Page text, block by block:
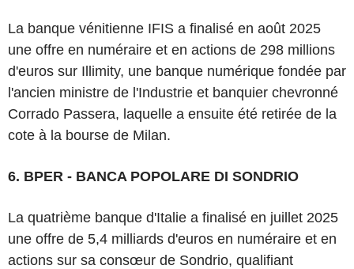
La banque vénitienne IFIS a finalisé en août 2025
une offre en numéraire et en actions de 298 millions
d'euros sur Illimity, une banque numérique fondée par
l'ancien ministre de l'Industrie et banquier chevronné
Corrado Passera, laquelle a ensuite été retirée de la
cote à la bourse de Milan.
6. BPER - BANCA POPOLARE DI SONDRIO
La quatrième banque d'Italie a finalisé en juillet 2025
une offre de 5,4 milliards d'euros en numéraire et en
actions sur sa consœur de Sondrio, qualifiant